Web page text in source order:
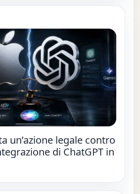
un’azione legale contro
di ChatGPT in